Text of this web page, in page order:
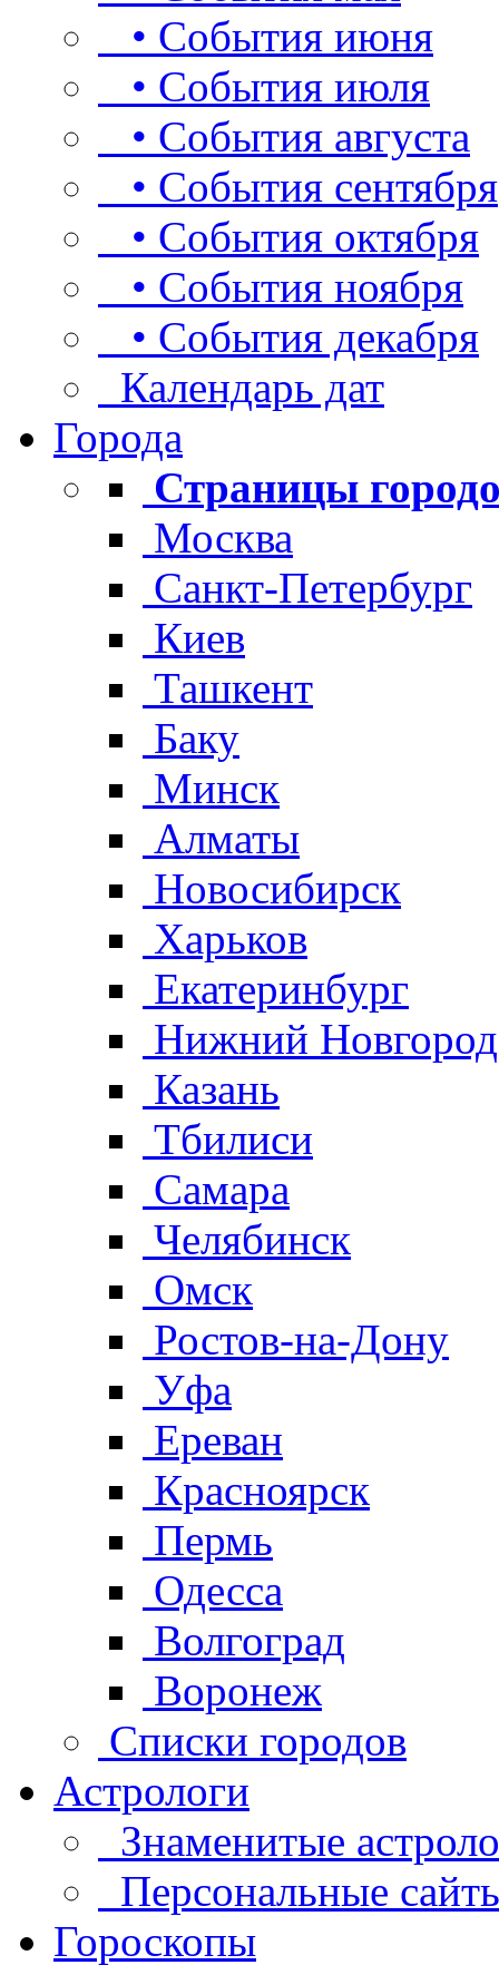
• События июня
• События июля
• События августа
• События сентября
• События октября
• События ноября
• События декабря
Календарь дат
Города
Страницы
Москва
Санкт-Петербург
Киев
Ташкент
Баку
Минск
Алматы
Новосибирск
Харьков
Екатеринбург
Нижний Новгород
Казань
Тбилиси
Самара
Челябинск
Омск
Ростов-на-Дону
Уфа
Ереван
Красноярск
Пермь
Одесса
Волгоград
Воронеж
Списки городов
Астрологи
Знаменитые
Персональные
Гороскопы